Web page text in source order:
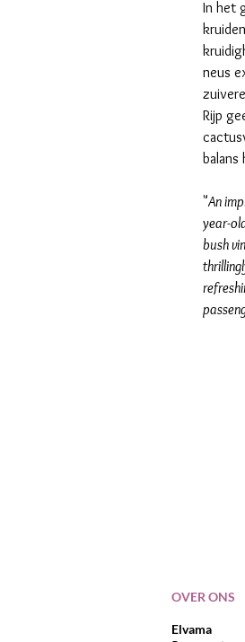
In het
neus
Rijp
balans
"An
year-
bush
OVER ONS
Elvama